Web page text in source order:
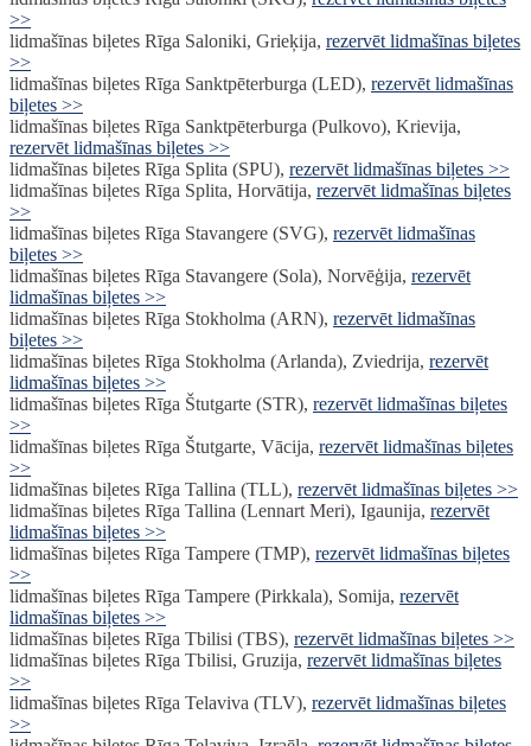
>>
lidmašīnas biļetes Rīga Saloniki, Grieķija, rezervēt lidmašīnas biļetes
>>
lidmašīnas biļetes Rīga Sanktpēterburga (LED), rezervēt lidmašīnas
biļetes >>
lidmašīnas biļetes Rīga Sanktpēterburga (Pulkovo), Krievija,
rezervēt lidmašīnas biļetes >>
lidmašīnas biļetes Rīga Splita (SPU), rezervēt lidmašīnas biļetes >>
lidmašīnas biļetes Rīga Splita, Horvātija, rezervēt lidmašīnas biļetes
>>
lidmašīnas biļetes Rīga Stavangere (SVG), rezervēt lidmašīnas
biļetes >>
lidmašīnas biļetes Rīga Stavangere (Sola), Norvēģija, rezervēt
lidmašīnas biļetes >>
lidmašīnas biļetes Rīga Stokholma (ARN), rezervēt lidmašīnas
biļetes >>
lidmašīnas biļetes Rīga Stokholma (Arlanda), Zviedrija, rezervēt
lidmašīnas biļetes >>
lidmašīnas biļetes Rīga Štutgarte (STR), rezervēt lidmašīnas biļetes
>>
lidmašīnas biļetes Rīga Štutgarte, Vācija, rezervēt lidmašīnas biļetes
>>
lidmašīnas biļetes Rīga Tallina (TLL), rezervēt lidmašīnas biļetes >>
lidmašīnas biļetes Rīga Tallina (Lennart Meri), Igaunija, rezervēt
lidmašīnas biļetes >>
lidmašīnas biļetes Rīga Tampere (TMP), rezervēt lidmašīnas biļetes
>>
lidmašīnas biļetes Rīga Tampere (Pirkkala), Somija, rezervēt
lidmašīnas biļetes >>
lidmašīnas biļetes Rīga Tbilisi (TBS), rezervēt lidmašīnas biļetes >>
lidmašīnas biļetes Rīga Tbilisi, Gruzija, rezervēt lidmašīnas biļetes
>>
lidmašīnas biļetes Rīga Telaviva (TLV), rezervēt lidmašīnas biļetes
>>